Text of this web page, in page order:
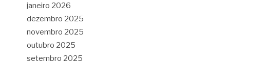
janeiro 2026
dezembro 2025
novembro 2025
outubro 2025
setembro 2025